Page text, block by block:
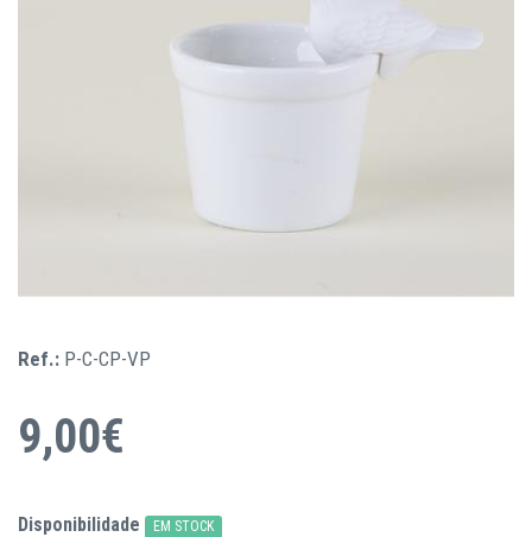
Ref.: P-C-CP-VP
9,00€
Disponibilidade EM STOCK